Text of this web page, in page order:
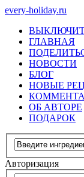
every-holiday.ru
ГЛАВНАЯ
НОВОСТИ
БЛОГ
НОВЫЕ
ОБ АВТОРЕ
ПОДАРОК
Авторизация